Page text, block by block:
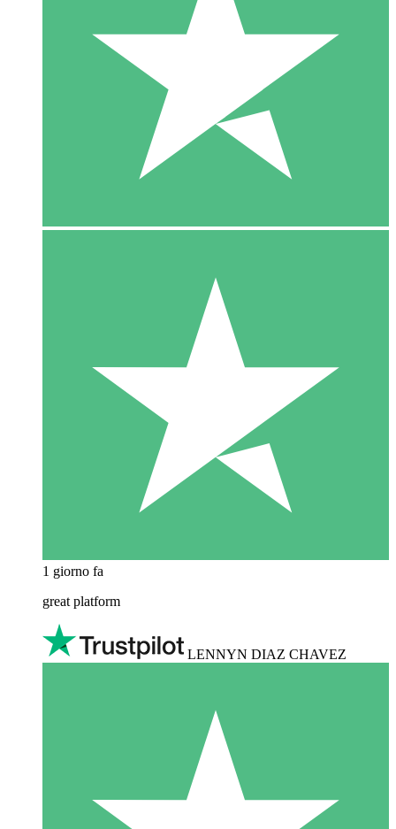
1 giorno fa
great platform
LENNYN DIAZ CHAVEZ